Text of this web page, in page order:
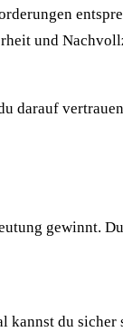
und
darauf
gewinnt.
du sicher